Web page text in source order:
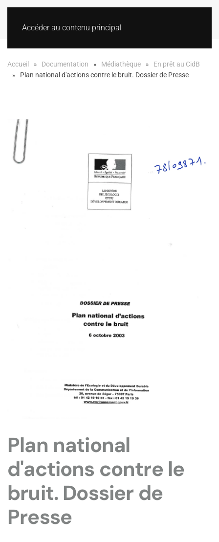
Accéder au contenu principal
Accueil Documentation Médiathèque
En prêt au CidB
Plan national d'actions contre le bruit. Dossier de Presse
Plan national
d'actions contre le
bruit. Dossier de
Presse